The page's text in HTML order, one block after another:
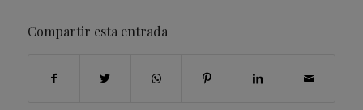
Compartir esta entrada